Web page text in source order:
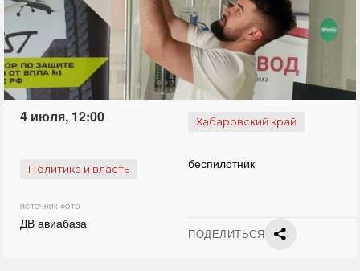
4 июля, 12:00 Хабаровский край
Политика и власть беспилотник
ИСТОЧНИК ФОТО
ДВ авиабаза
ПОДЕЛИТЬСЯ